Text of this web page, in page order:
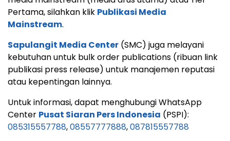
Pertama, silahkan klik Publikasi Media
Mainstream.
Sapulangit Media Center (SMC) juga melayani
kebutuhan untuk bulk order publications (ribuan link
publikasi press release) untuk manajemen reputasi
atau kepentingan lainnya.
Untuk informasi, dapat menghubungi WhatsApp
Center Pusat Siaran Pers Indonesia (PSPI):
085315557788,08557777888,087815557788